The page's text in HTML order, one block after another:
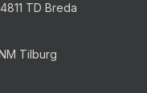
TD Breda
Tilburg